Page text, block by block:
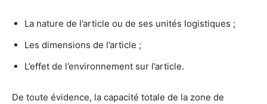
La nature de l’article ou de ses unités logistiques ;
Les dimensions de l’article ;
L’effet de l’environnement sur l’article.
De toute évidence, la capacité totale de la zone de